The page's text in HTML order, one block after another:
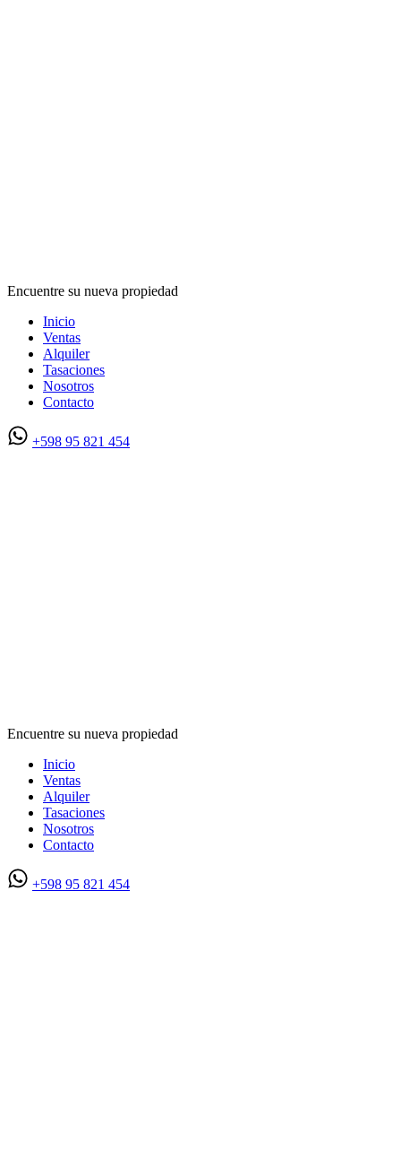
Encuentre su nueva propiedad
Inicio
Ventas
Alquiler
Tasaciones
Nosotros
Contacto
+598 95 821 454
Encuentre su nueva propiedad
Inicio
Ventas
Alquiler
Tasaciones
Nosotros
Contacto
+598 95 821 454